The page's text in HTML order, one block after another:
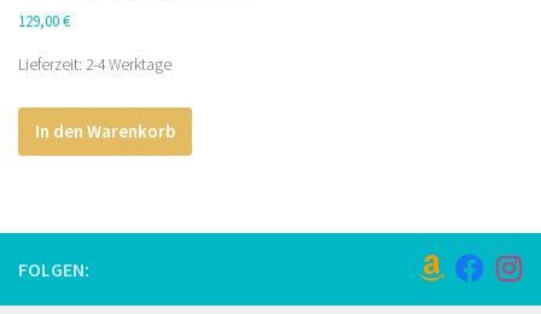
129,00€
Lieferzeit: 2-4 Werktage
In den Warenkorb
FOLGEN: